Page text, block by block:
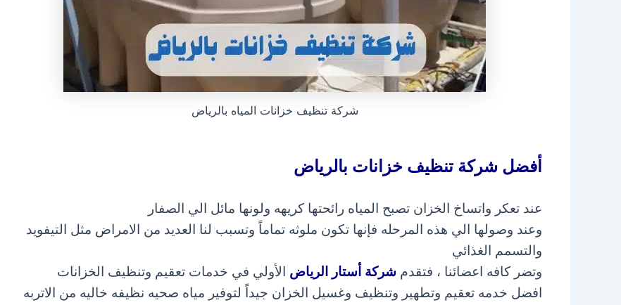
شركة تنظيف خزانات المياه بالرياض
أفضل شركة تنظيف خزانات بالرياض
عند تعكر واتساخ الخزان تصبح المياه رائحتها كريهه ولونها مائل الي الصفار
وعند وصولها الي هذه المرحله فإنها تكون ملوثه تماماً وتسبب لنا العديد من الامراض مثل التيفويد
والتسمم الغذائي
وتضر كافه اعضائنا ، فتقدم شركة أستار الرياض الأولي في خدمات تعقيم وتنظيف الخزانات
افضل خدمه تعقيم وتطهير وتنظيف وغسيل الخزان جيداً لتوفير مياه صحيه نظيفه خاليه من الاتربه